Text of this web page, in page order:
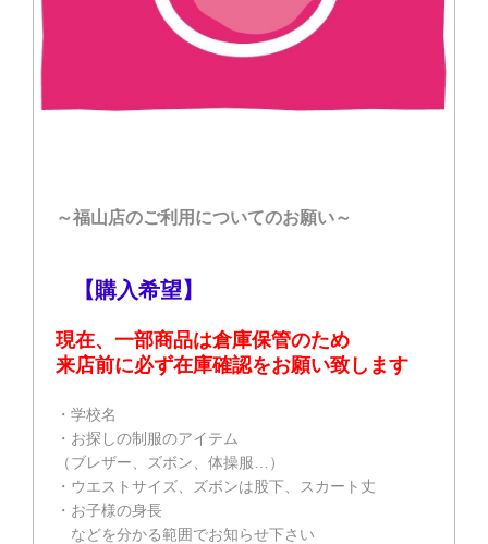
～福山店のご利用についてのお願い～
【購入希望】
現在、一部商品は倉庫保管のため
来店前に必ず在庫確認をお願い致します
・学校名
・お探しの制服のアイテム
（ブレザー、ズボン、体操服…）
・ウエストサイズ、ズボンは股下、スカート丈
・お子様の身長
などを分かる範囲でお知らせ下さい